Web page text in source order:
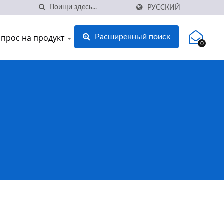
РУССКИЙ
на продукт 0
Расширенный поиск